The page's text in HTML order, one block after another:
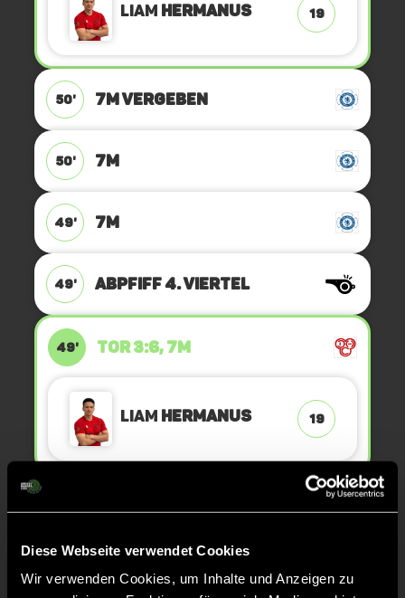
Diese Webseite verwendet Cookies
Wir verwenden Cookies, um Inhalte und Anzeigen zu
Liam Hermanus 19
50' 7M VERGEBEN
50' 7M
49' 7M
49' ABPFIFF 4. Viertel
49' TOR 3:6, 7M
Liam Hermanus 19
TOR 3:5, FELDTOR